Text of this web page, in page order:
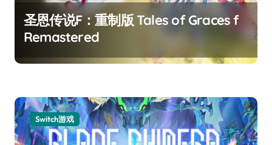
圣恩传说F：重制版 Tales of Graces f
Remastered
Switch游戏